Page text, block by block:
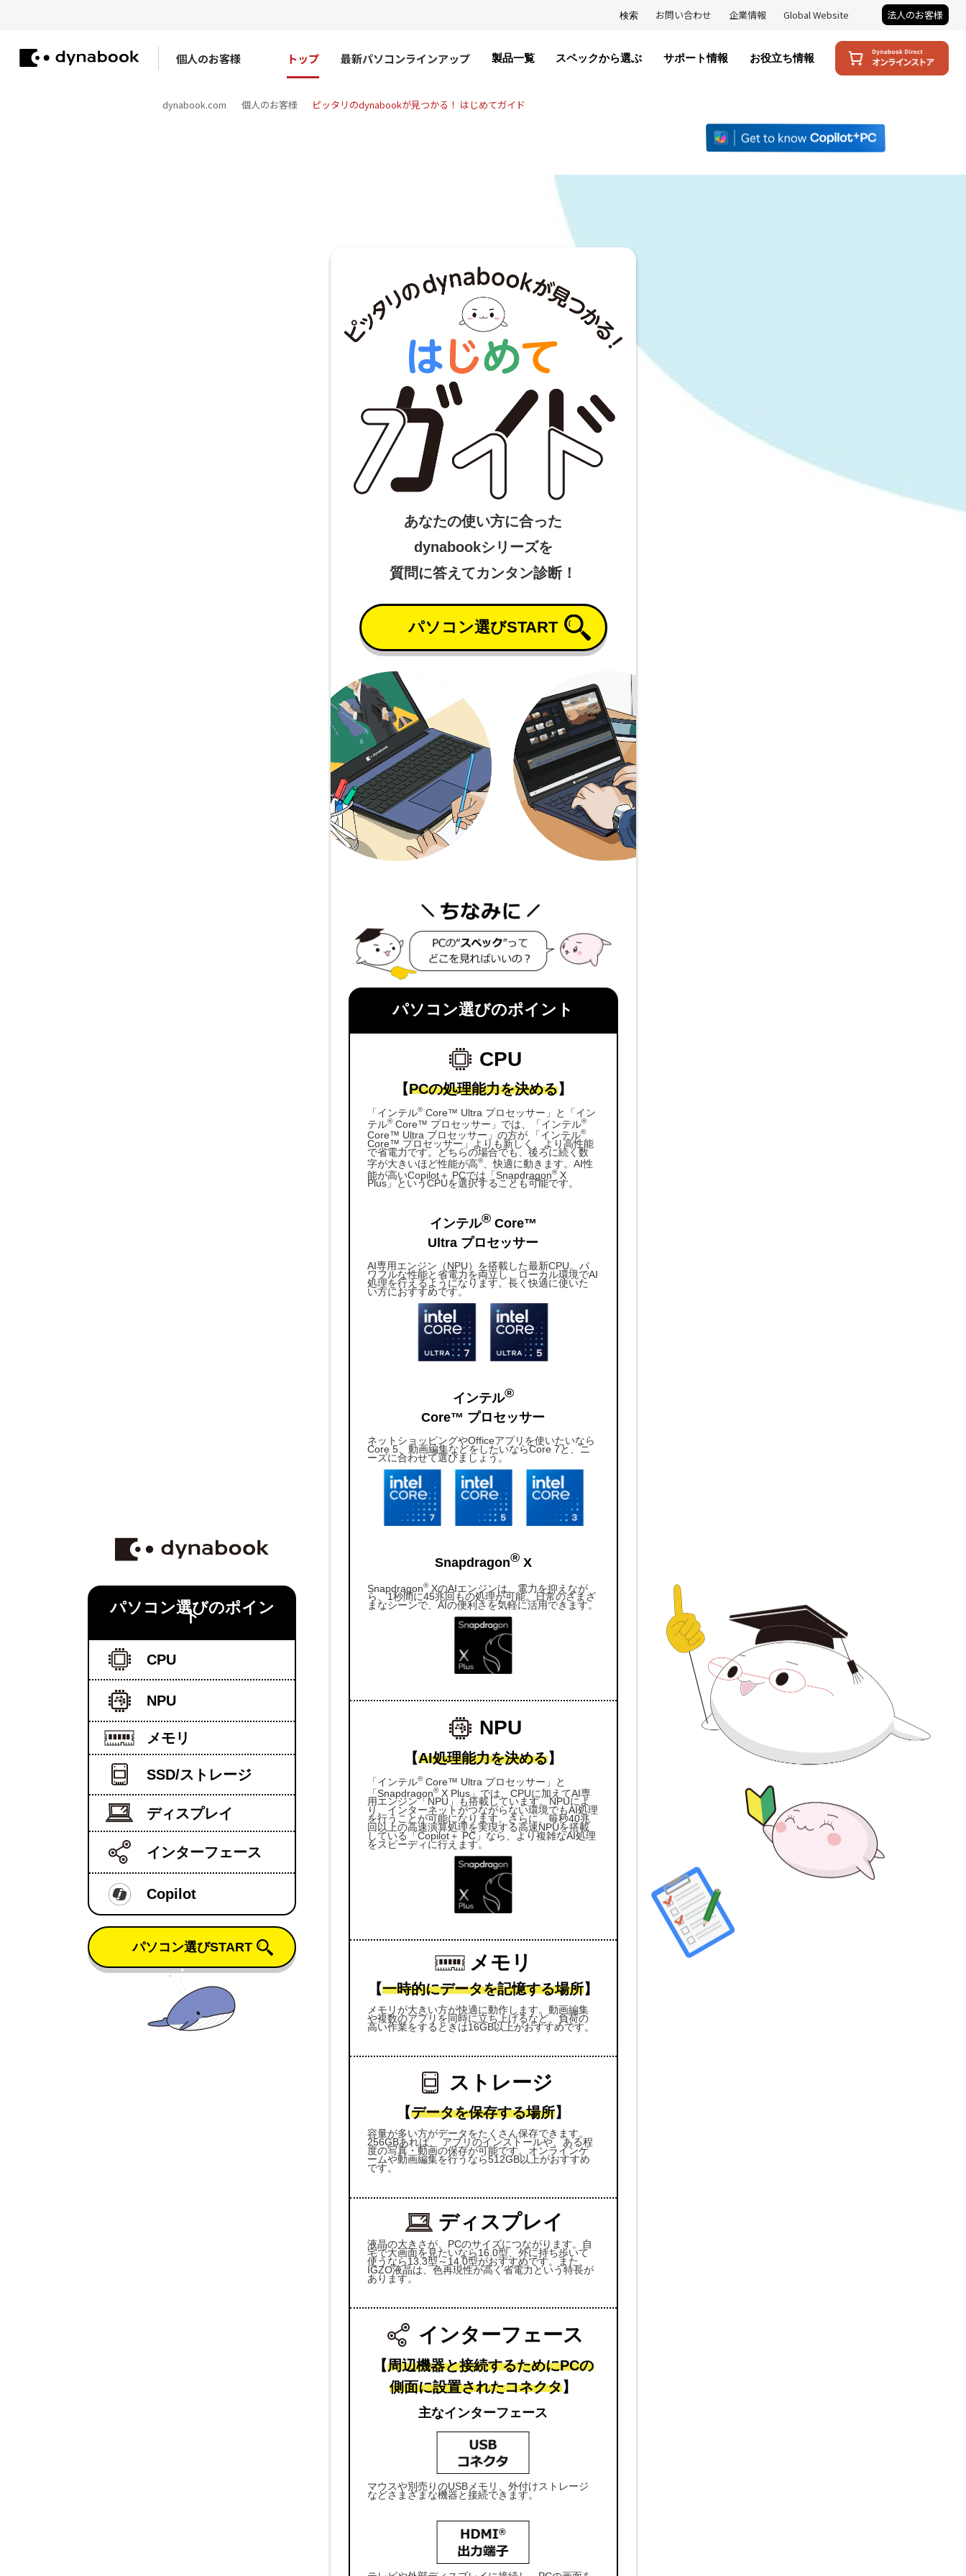
検索 お問い合わせ 企業情報 Global Website 法人のお客様
個人のお客様 トップ 最新パソコンラインアップ 製品一覧 スペックから選ぶ サポート情報 お役立ち情報
dynabook.com 個人のお客様 ピッタリのdynabookが見つかる！ はじめてガイド
パソコン選びのポイン
ト
CPU
NPU
メモリ
SSD/ストレージ
ディスプレイ
インターフェース
Copilot
パソコン選びSTART
あなたの使い方に合った
dynabookシリーズを
質問に答えてカンタン診断！
パソコン選びSTART
パソコン選びのポイント
CPU
【PCの処理能力を決める】
「インテル®Core™ Ultra プロセッサー」と「イン
テル®Core™ プロセッサー」では、「インテル®
Core™ Ultra プロセッサー」の方が 「インテル®
Core™ プロセッサー」よりも新しく、より高性能
で省電力です。どちらの場合でも、後ろに続く数
字が大きいほど性能が高®、快適に動きます。AI性
能が高いCopilot＋ PCでは「Snapdragon®X
Plus」というCPUを選択することも可能です。
インテル®Core™
Ultra プロセッサー
AI専用エンジン（NPU）を搭載した最新CPU。パ
ワフルな性能と省電力を両立し、ローカル環境でAI
処理を行えるようになります。長く快適に使いた
い方におすすめです。
インテル®
Core™ プロセッサー
ネットショッピングやOfficeアプリを使いたいなら
Core 5、動画編集などをしたいならCore 7と、ニ
ーズに合わせて選びましょう。
Snapdragon®X
Snapdragon®XのAIエンジンは、電力を抑えなが
ら、1秒間に45兆回もの処理が可能。日常のさまざ
まなシーンで、AIの便利さを気軽に活用できます。
NPU
【AI処理能力を決める】
「インテル®Core™ Ultra プロセッサー」と
「Snapdragon®X Plus」では、CPUに加えてAI専
用エンジン「NPU」も搭載しています。NPUによ
り、インターネットがつながらない環境でもAI処理
を行うことが可能になります。さらに、毎秒40兆
回以上の高速演算処理を実現する高速NPUを搭載
している「Copilot＋ PC」なら、より複雑なAI処理
をスピーディに行えます。
メモリ
【一時的にデータを記憶する場所】
メモリが大きい方が快適に動作します。動画編集
や複数のアプリを同時に立ち上げるなど、負荷の
高い作業をするときは16GB以上がおすすめです。
ストレージ
【データを保存する場所】
容量が多い方がデータをたくさん保存できます。
256GBあれば、 アプリのインストールや、ある程
度の写真・動画の保存が可能です。オンラインゲ
ームや動画編集を行うなら512GB以上がおすすめ
です。
ディスプレイ
液晶の大きさが、PCのサイズにつながります。自
宅で大画面を見たいなら16.0型、外に持ち歩いて
使うなら13.3型～14.0型がおすすめです。また、
IGZO液晶は、色再現性が高く省電力という特長が
あります。
インターフェース
【周辺機器と接続するためにPCの
側面に設置されたコネクタ】
主なインターフェース
マウスや別売りのUSBメモリ、外付けストレージ
などさまざまな機器と接続できます。